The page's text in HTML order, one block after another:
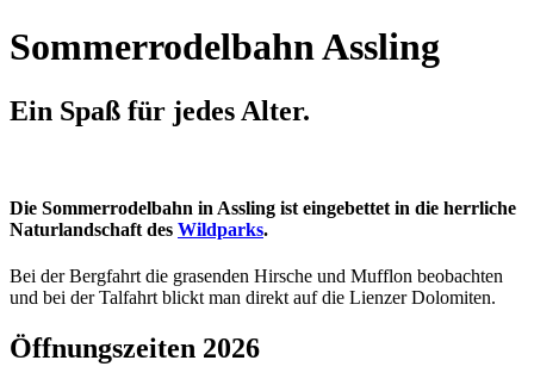
Sommerrodelbahn Assling
Ein Spaß für jedes Alter.
Die Sommerrodelbahn in Assling ist eingebettet in die herrliche
Naturlandschaft des Wildparks.
Bei der Bergfahrt die grasenden Hirsche und Mufflon beobachten
und bei der Talfahrt blickt man direkt auf die Lienzer Dolomiten.
Öffnungszeiten 2026